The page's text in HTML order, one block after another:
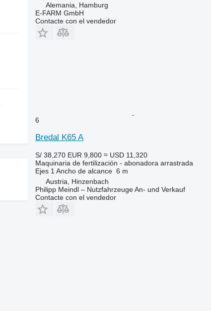
Alemania, Hamburg
E-FARM GmbH
Contacte con el vendedor
6
Bredal K65 A
S/ 38,270 EUR 9,800 ≈ USD 11,320
Maquinaria de fertilización - abonadora arrastrada
Ejes 1 Ancho de alcance 6 m
Austria, Hinzenbach
Philipp Meindl – Nutzfahrzeuge An- und Verkauf
Contacte con el vendedor